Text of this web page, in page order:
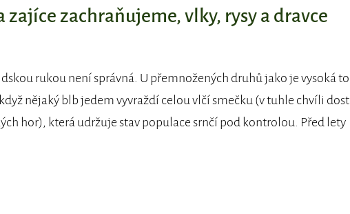
zajíce zachraňujeme, vlky, rysy a dravce
rukou není správná. U přemnožených druhů jako je vysoká to
nějaký blb jedem vyvraždí celou vlčí smečku (v tuhle chvíli dost
hor), která udržuje stav populace srnčí pod kontrolou. Před lety